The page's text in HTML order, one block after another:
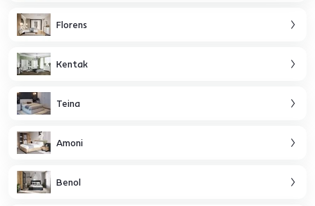
Florens
Kentak
Teina
Amoni
Benol